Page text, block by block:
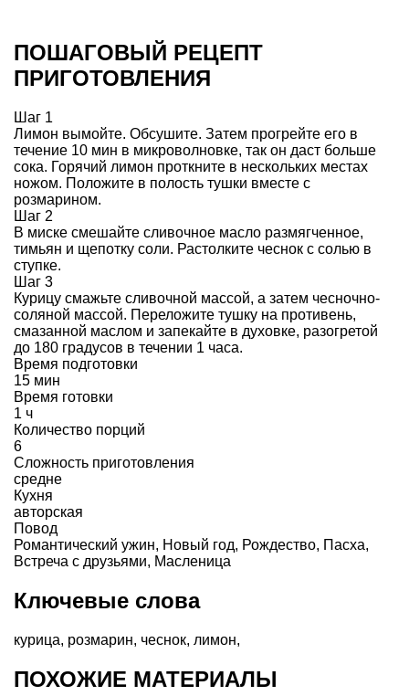
ПОШАГОВЫЙ РЕЦЕПТ
ПРИГОТОВЛЕНИЯ
Шаг 1
Лимон вымойте. Обсушите. Затем прогрейте его в
течение 10 мин в микроволновке, так он даст больше
сока. Горячий лимон проткните в нескольких местах
ножом. Положите в полость тушки вместе с
розмарином.
Шаг 2
В миске смешайте сливочное масло размягченное,
тимьян и щепотку соли. Растолките чеснок с солью в
ступке.
Шаг 3
Курицу смажьте сливочной массой, а затем чесночно-
соляной массой. Переложите тушку на противень,
смазанной маслом и запекайте в духовке, разогретой
до 180 градусов в течении 1 часа.
Время подготовки
15 мин
Время готовки
1 ч
Количество порций
6
Сложность приготовления
средне
Кухня
авторская
Повод
Романтический ужин, Новый год, Рождество, Пасха,
Встреча с друзьями, Масленица
Ключевые слова
курица, розмарин, чеснок, лимон,
ПОХОЖИЕ МАТЕРИАЛЫ